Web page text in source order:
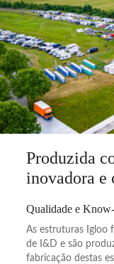
Produzida
inovadora e
Qualidade e
As estruturas Igloo
de I&D e são
fabricação destas